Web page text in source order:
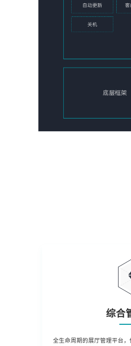
综合
全生命周期的展厅管理平台